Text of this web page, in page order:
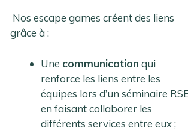
Nos escape games créent des liens
grâce à :
Une communication qui
renforce les liens entre les
équipes lors d’un séminaire
en faisant collaborer les
différents services entre eux ;